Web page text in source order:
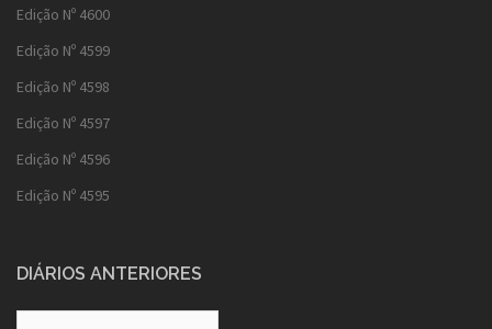
Edição Nº 4600
Edição Nº 4599
Edição Nº 4598
Edição Nº 4597
Edição Nº 4596
Edição Nº 4595
DIÁRIOS ANTERIORES